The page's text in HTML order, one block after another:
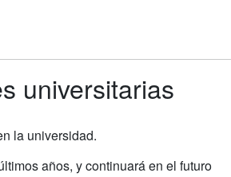
universitarias
la universidad.
años, y continuará en el futuro